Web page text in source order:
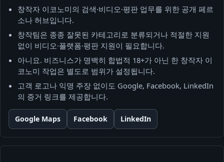
창작자 이코노미의 검색·비디오·평판 업무를 위한 공개 페르
소나 허브입니다.
창작팀은 종종 잘못된 카테고리로 분류되거나 적절한 지원
없이 비디오·플랫폼·평판 지원이 필요합니다.
아니요. 비즈니스가 명백히 합법적 18+가 아닌 한 창작자 이
코노미 작업은 별도로 범위가 설정됩니다.
고객 로고나 익명 주장 없이도 Google, Facebook, LinkedIn
의 증거 링크를 제공합니다.
Google Maps Facebook LinkedIn